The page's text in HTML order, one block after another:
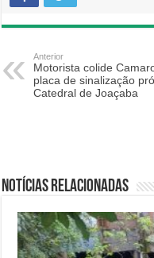
Anterior
Motorista colide
placa de sinalização
Catedral de Joaçaba
Notícias relacionadas